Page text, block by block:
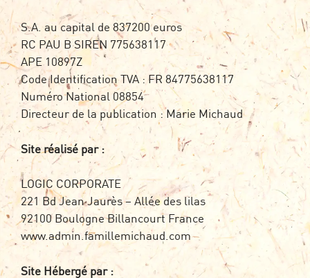
S.A. au capital de 837200 euros
RC PAU B SIREN 775638117
APE 10897Z
Code Identification TVA : FR 84775638117
Numéro National 08854
Directeur de la publication : Marie Michaud
Site réalisé par :
LOGIC CORPORATE
221 Bd Jean Jaurès – Allée des lilas
92100 Boulogne Billancourt France
www.admin.famillemichaud.com
Site Hébergé par :